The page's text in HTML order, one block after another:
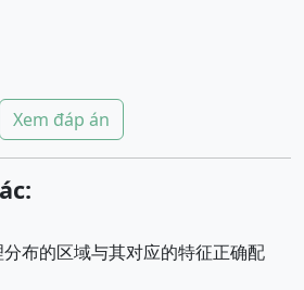
Xem đáp án
布的区域与其对应的特征正确配